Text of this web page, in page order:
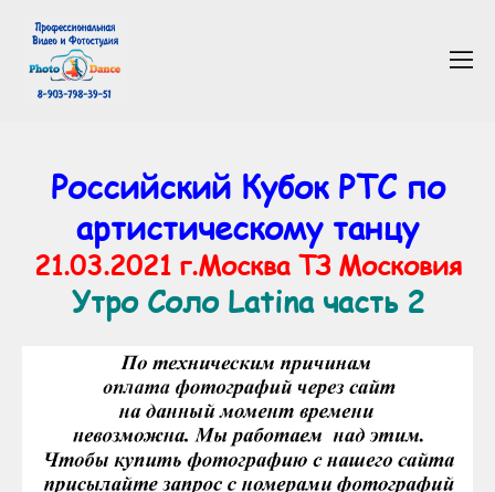
Российский Кубок РТС по
артистическому танцу
21.03.2021 г.Москва ТЗ Московия
Утро Соло Latina часть 2